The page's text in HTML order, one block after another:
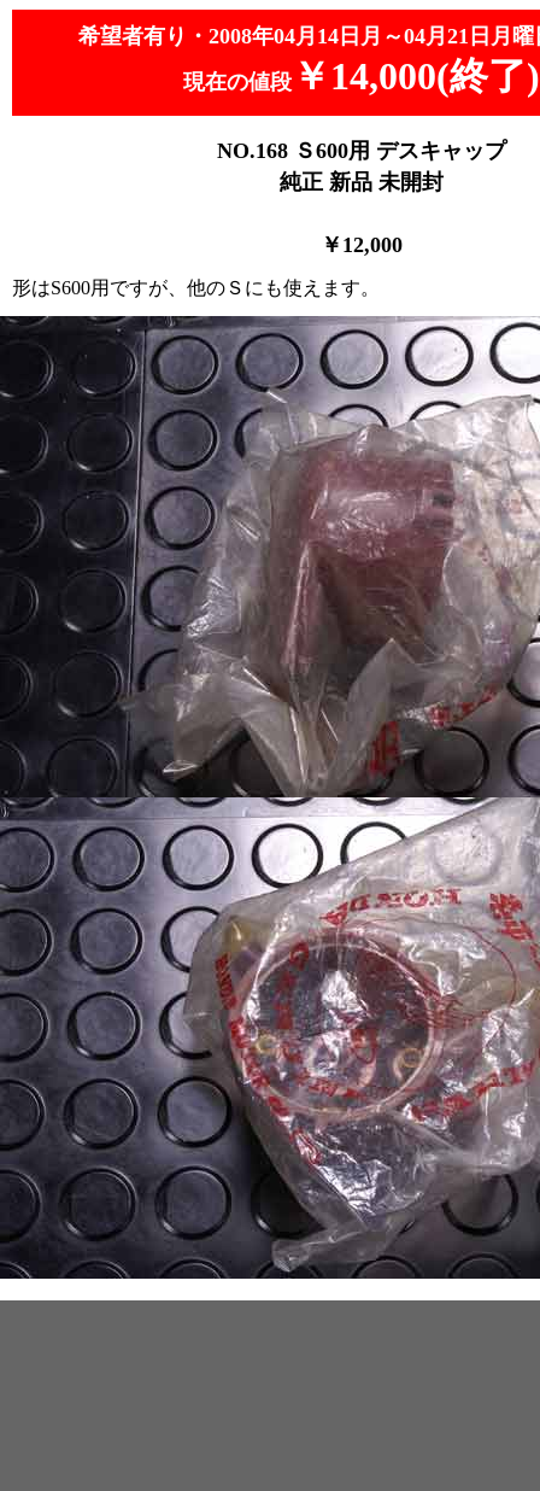
希望者有り・2008年04月14日月～04月21日月曜
現在の値段 ￥14,000(終了)
NO.168 Ｓ600用 デスキャップ
純正 新品 未開封
￥12,000
形はS600用ですが、他のＳにも使えます。